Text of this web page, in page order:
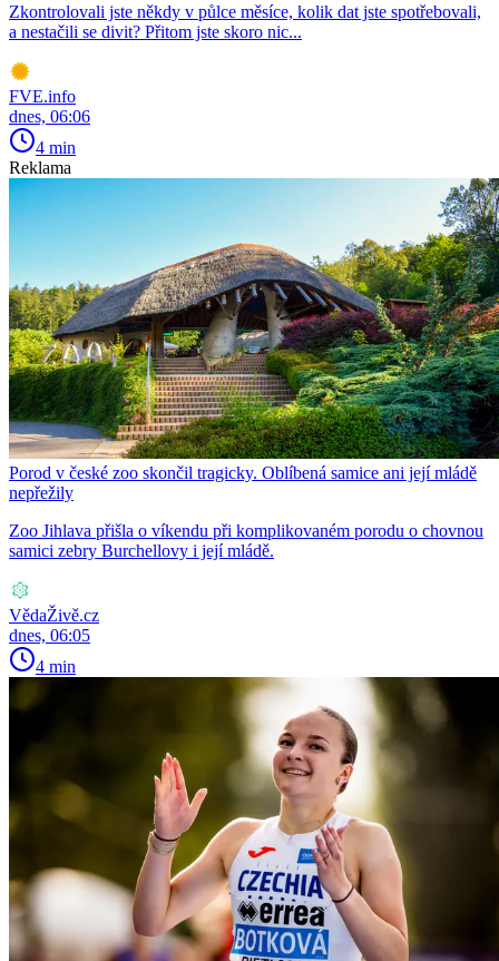
Zkontrolovali jste někdy v půlce měsíce, kolik dat jste spotřebovali,
a nestačili se divit? Přitom jste skoro nic...
FVE.info
dnes, 06:06
4 min
Reklama
Porod v české zoo skončil tragicky. Oblíbená samice ani její mládě
nepřežily
Zoo Jihlava přišla o víkendu při komplikovaném porodu o chovnou
samici zebry Burchellovy i její mládě.
VědaŽivě.cz
dnes, 06:05
4 min